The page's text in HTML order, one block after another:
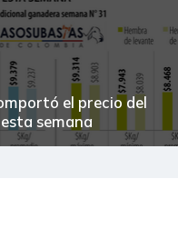
el precio del
semana